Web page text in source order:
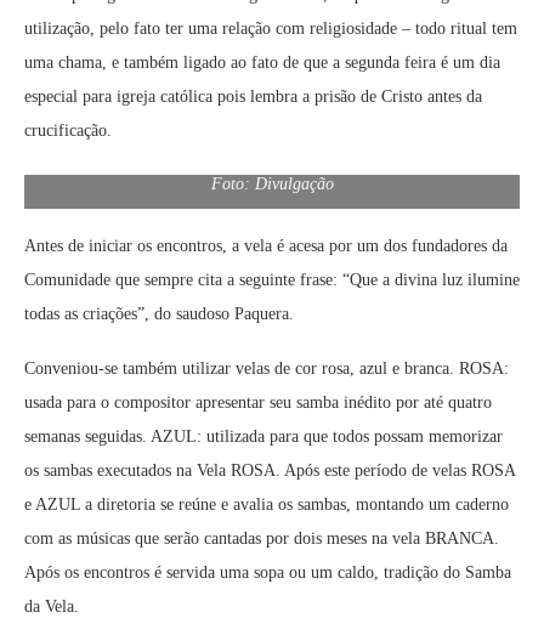
utilização, pelo fato ter uma relação com religiosidade – todo ritual tem
uma chama, e também ligado ao fato de que a segunda feira é um dia
especial para igreja católica pois lembra a prisão de Cristo antes da
crucificação.
Foto: Divulgação
Antes de iniciar os encontros, a vela é acesa por um dos fundadores da
Comunidade que sempre cita a seguinte frase: “Que a divina luz ilumine
todas as criações”, do saudoso Paquera.
Conveniou-se também utilizar velas de cor rosa, azul e branca. ROSA:
usada para o compositor apresentar seu samba inédito por até quatro
semanas seguidas. AZUL: utilizada para que todos possam memorizar
os sambas executados na Vela ROSA. Após este período de velas ROSA
e AZUL a diretoria se reúne e avalia os sambas, montando um caderno
com as músicas que serão cantadas por dois meses na vela BRANCA.
Após os encontros é servida uma sopa ou um caldo, tradição do Samba
da Vela.